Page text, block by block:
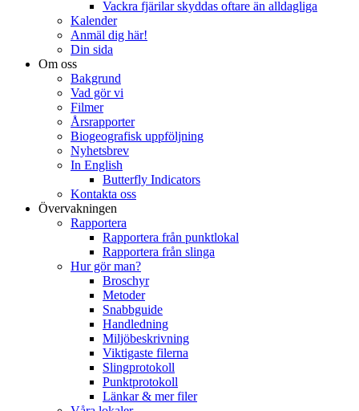
Vackra fjärilar skyddas oftare än alldagliga
Kalender
Anmäl dig här!
Din sida
Om oss
Bakgrund
Vad gör vi
Filmer
Årsrapporter
Biogeografisk uppföljning
Nyhetsbrev
In English
Butterfly Indicators
Kontakta oss
Övervakningen
Rapportera
Rapportera från punktlokal
Rapportera från slinga
Hur gör man?
Broschyr
Metoder
Snabbguide
Handledning
Miljöbeskrivning
Viktigaste filerna
Slingprotokoll
Punktprotokoll
Länkar & mer filer